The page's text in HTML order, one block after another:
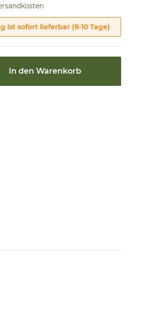
ist sofort lieferbar (8-10 Tage)
In den Warenkorb